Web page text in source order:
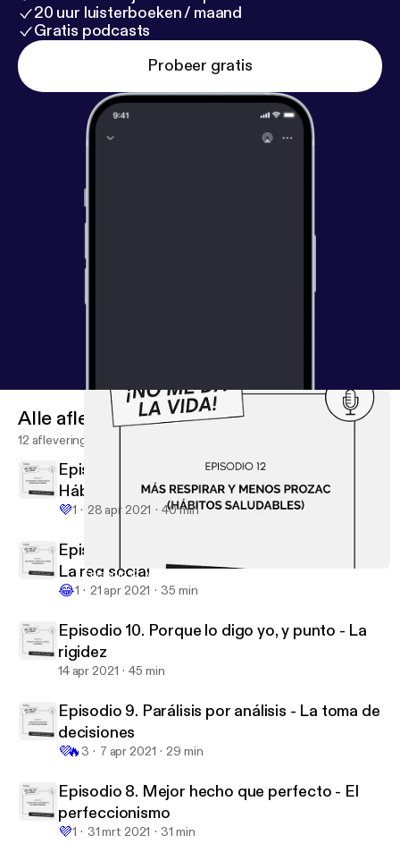
20 uur luisterboeken / maand
Gratis podcasts
Probeer gratis
Episodio 12. Más respirar y menos Prozac - Hábitos saludables
No me da la vida
Alle afleveringen
12 afleveringen
Episodio 12. Más respirar y menos Prozac -
Hábitos saludables
💜1 28 apr 2021 40 min
Episodio 11. Más amigos y menos followers -
La red social
😂1 21 apr 2021 35 min
Episodio 10. Porque lo digo yo, y punto - La
rigidez
14 apr 2021 45 min
Episodio 9. Parálisis por análisis - La toma de
decisiones
💜🔥 3 7 apr 2021 29 min
Episodio 8. Mejor hecho que perfecto - El
perfeccionismo
💜1 31 mrt 2021 31 min